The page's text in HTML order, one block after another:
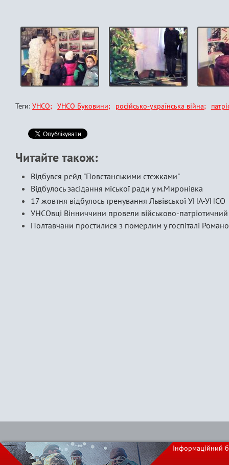
Теги: УНСО УНСО Буковини російсько-українська війна
Читайте також:
Відбувся рейд "Повстанськими стежками"
Відбулось засідання міської ради у м.Миронівка
17 жовтня відбулось тренування Львівської УНА-УНСО
УНСОвці Вінниччини провели військово-
Полтавчани простилися з померлим у госпіталі
Інформаційний